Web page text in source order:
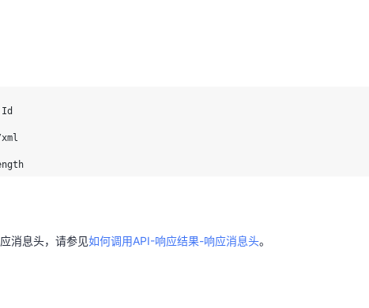
消息头，请参见如何调用API-响应结果-响应消息头。